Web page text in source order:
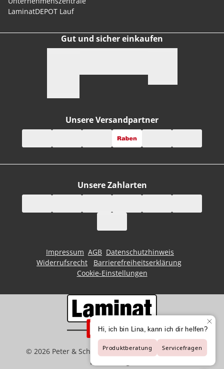
LaminatDEPOT Lauf
Gut und sicher einkaufen
Unsere Zahlarten
Unsere Versandpartner
Impressum AGB Datenschutzhinweis
Widerrufsrecht
Barrierefreiheitserklärung
Cookie-Einstellungen
© 2026 Peter & Schaffart GmbH | Der Spezialist für
Bodenbeläge